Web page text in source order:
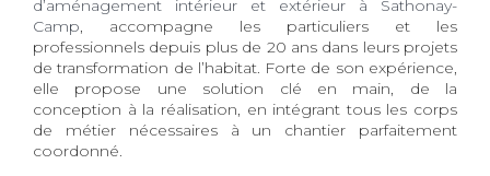
d’aménagement intérieur et extérieur à Sathonay-
Camp, accompagne les particuliers et les
professionnels depuis plus de 20 ans dans leurs projets
de transformation de l’habitat. Forte de son expérience,
elle propose une solution clé en main, de la
conception à la réalisation, en intégrant tous les corps
de métier nécessaires à un chantier parfaitement
coordonné.